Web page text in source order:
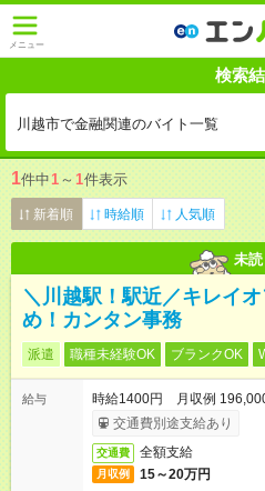
メニュー
検索
川越市で金融関連のバイト一覧
1件中1 ～ 1件表示
新着順 時給順 人気順
未読
＼川越駅！駅近／キレイ
め！カンタン事務
派遣 職種未経験OK ブランクOK
給与
時給1400円 月収例
交通費別途支給あり
交通費 全額支給
月収例 15～20万円